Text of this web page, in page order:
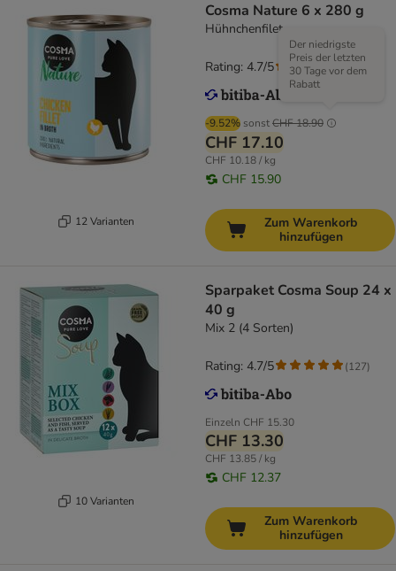
12 Varianten
Cosma Nature 6 x 280 g
Hühnchenfilet
-9.52% sonstCHF 18.90
Der niedrigste
Preis der letzten
30 Tage vor dem
Rabatt
CHF 17.10
CHF 10.18 / kg
CHF 15.90
Rating: 4.7/5 (147
Zum Warenkorb
hinzufügen
10 Varianten
Sparpaket Cosma Soup 24 x
40 g
Mix 2 (4 Sorten)
Einzeln CHF 15.30
CHF 13.30
CHF 13.85 / kg
CHF 12.37
Rating: 4.7/5 (127)
Zum Warenkorb
hinzufügen